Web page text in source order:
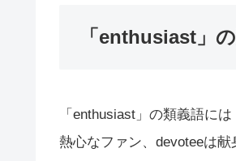
「enthusiast」
「enthusiast」の類義語には
熱心なファン、devoteeは